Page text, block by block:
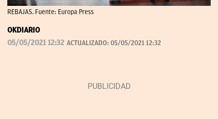
REBAJAS. Fuente: Europa Press
OKDIARIO
05/05/2021 12:32 ACTUALIZADO: 05/05/2021 12:32